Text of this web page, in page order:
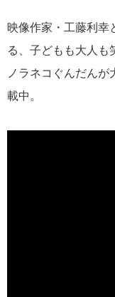
映像作家・工藤利幸
る、子どもも大人も
ノラネコぐんだん
載中。